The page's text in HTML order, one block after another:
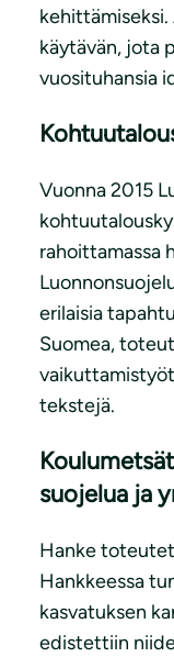
kehittämiseksi.
käytävän, jota
vuosituhansia
Vuonna 2015
rahoittamassa
erilaisia
Suomea,
tekstejä.
suojelua ja
Hanke
Hankkeessa
kasvatuksen
edistettiin